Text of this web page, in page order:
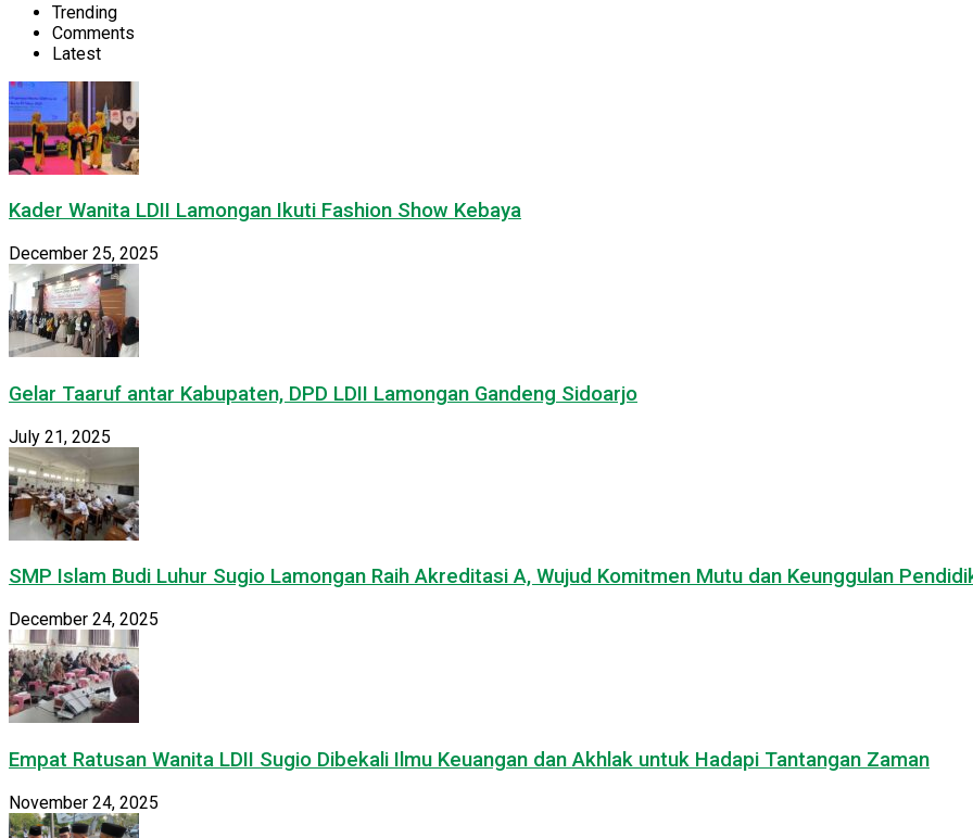
Trending
Comments
Latest
Kader Wanita LDII Lamongan Ikuti Fashion Show Kebaya
December 25, 2025
Gelar Taaruf antar Kabupaten, DPD LDII Lamongan Gandeng Sidoarjo
July 21, 2025
SMP Islam Budi Luhur Sugio Lamongan Raih Akreditasi A, Wujud Komitmen Mutu dan Keunggulan
December 24, 2025
Empat Ratusan Wanita LDII Sugio Dibekali Ilmu Keuangan dan Akhlak untuk Hadapi Tantangan Zaman
November 24, 2025